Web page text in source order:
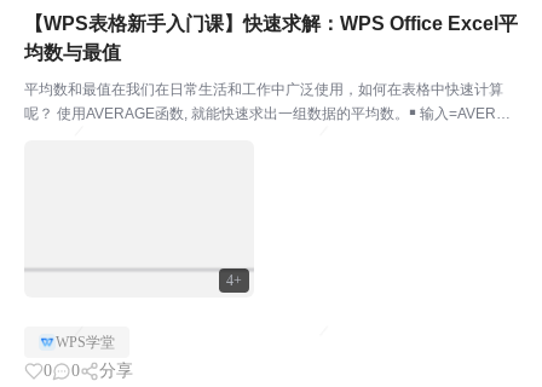
4+
【WPS表格新手入门课】快速求解：WPS Office Excel平
均数与最值
平均数和最值在我们在日常生活和工作中广泛使用，如何在表格中快速计算
呢？ 使用AVERAGE函数, 就能快速求出一组数据的平均数。￭ 输入=AVERAG
WPS学堂
0 0 分享